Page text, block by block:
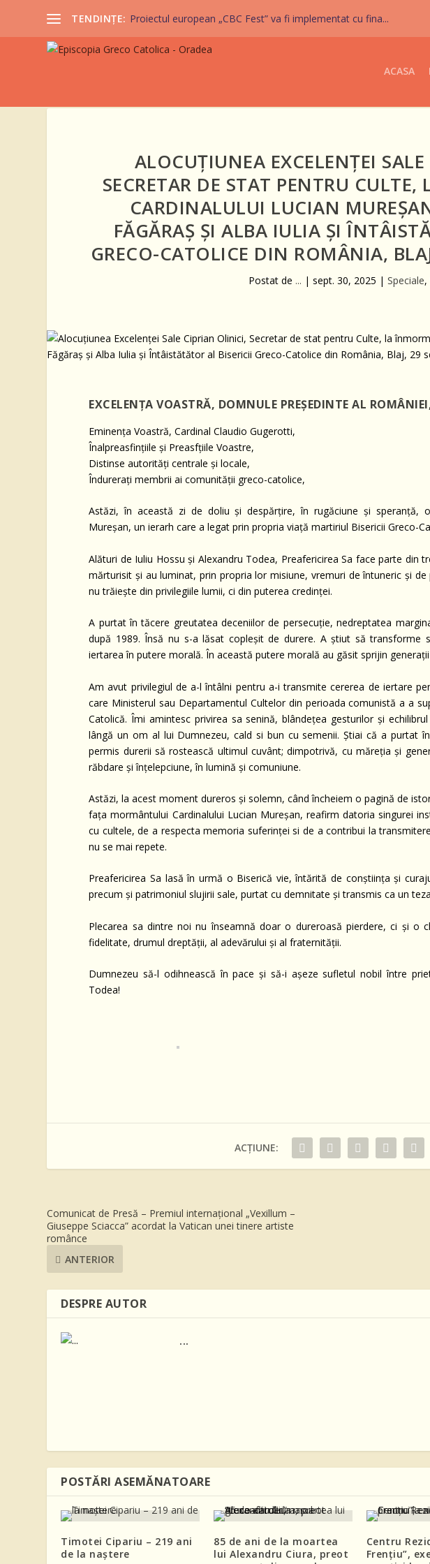
TENDINȚE: Proiectul european „CBC Fest” va fi implementat cu fina...
ACASA
ALOCUȚIUNEA EXCELENȚEI
SECRETAR DE STAT PENTRU
CARDINALULUI LUCIAN
FĂGĂRAȘ ȘI ALBA IULIA ȘI
GRECO-CATOLICE DIN ROMÂNIA,
Postat de ... |sept. 30, 2025 |Speciale,
EXCELENȚA VOASTRĂ, DOMNULE PREȘEDINTE AL
Eminența Voastră, Cardinal Claudio Gugerotti,
Înalpreasfințiile și Preasfțiile Voastre,
Distinse autorități centrale și locale,
Îndurerați membrii ai comunității greco-catolice,
Astăzi, în această zi de doliu și despărțire, în rugăciune și speranță,
Mureșan, un ierarh care a legat prin propria viață martiriul Bisericii Greco-
Alături de Iuliu Hossu și Alexandru Todea, Preafericirea Sa face parte din
mărturisit și au luminat, prin propria lor misiune, vremuri de întuneric și
nu trăiește din privilegiile lumii, ci din puterea credinței.
A purtat în tăcere greutatea deceniilor de persecuție, nedreptatea
după 1989. Însă nu s-a lăsat copleșit de durere. A știut să transforme
iertarea în putere morală. În această putere morală au găsit sprijin
Am avut privilegiul de a-l întâlni pentru a-i transmite cererea de iertare
care Ministerul sau Departamentul Cultelor din perioada comunistă a a
Catolică. Îmi amintesc privirea sa senină, blândețea gesturilor și
lângă un om al lui Dumnezeu, cald si bun cu semenii. Știai că a purtat
permis durerii să rostească ultimul cuvânt; dimpotrivă, cu măreția și
răbdare și înțelepciune, în lumină și comuniune.
Astăzi, la acest moment dureros și solemn, când încheiem o pagină de
fața mormântului Cardinalului Lucian Mureșan, reafirm datoria singurei
cu cultele, de a respecta memoria suferinței si de a contribui la
nu se mai repete.
Preafericirea Sa lasă în urmă o Biserică vie, întărită de conștiința și
precum și patrimoniul slujirii sale, purtat cu demnitate și transmis ca un
Plecarea sa dintre noi nu înseamnă doar o dureroasă pierdere, ci și o
fidelitate, drumul dreptății, al adevărului și al fraternității.
Dumnezeu să-l odihnească în pace și să-i așeze sufletul nobil între
Todea!
ACȚIUNE:
Comunicat de Presă – Premiul internațional „Vexillum –
Giuseppe Sciacca” acordat la Vatican unei tinere artiste
românce
ANTERIOR
DESPRE AUTOR
...
POSTĂRI ASEMĂNATOARE
Timotei Cipariu – 219 ani
de la naștere
85 de ani de la moartea
lui Alexandru Ciura, preot
Centru
Frențiu”,